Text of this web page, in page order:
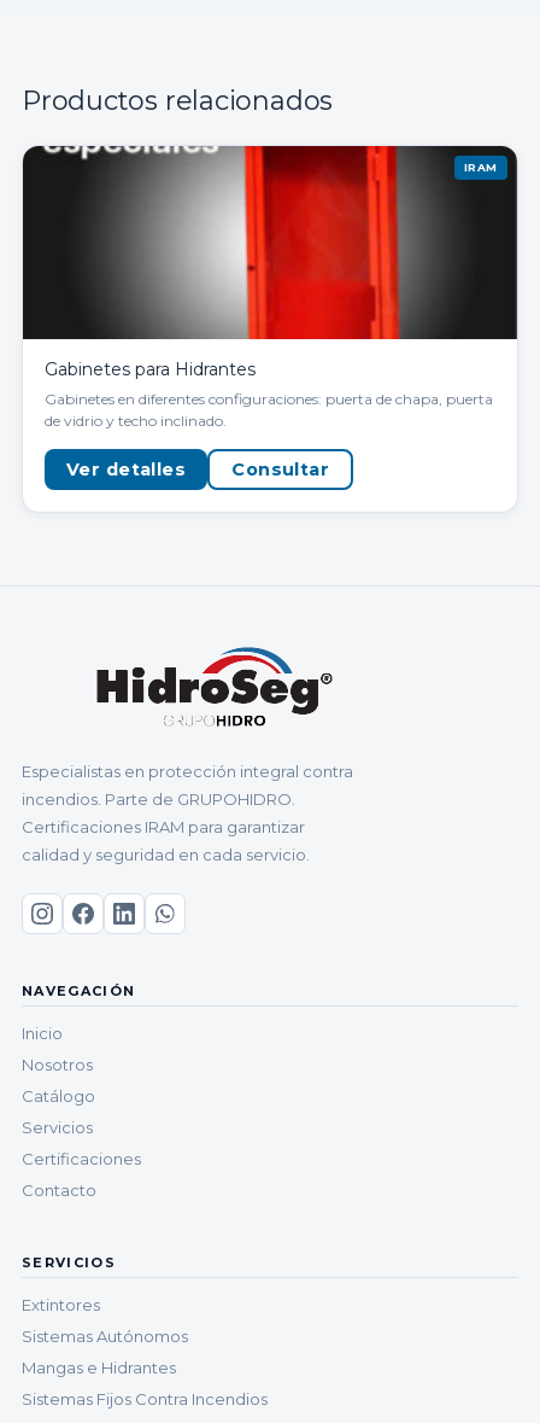
Productos relacionados
IRAM
Gabinetes para Hidrantes
Gabinetes en diferentes configuraciones: puerta de chapa, puerta
de vidrio y techo inclinado.
Ver detalles Consultar
Especialistas en protección integral contra
incendios. Parte de GRUPOHIDRO.
Certificaciones IRAM para garantizar
calidad y seguridad en cada servicio.
NAVEGACIÓN
Inicio
Nosotros
Catálogo
Servicios
Certificaciones
Contacto
SERVICIOS
Extintores
Sistemas Autónomos
Mangas e Hidrantes
Sistemas Fijos Contra Incendios